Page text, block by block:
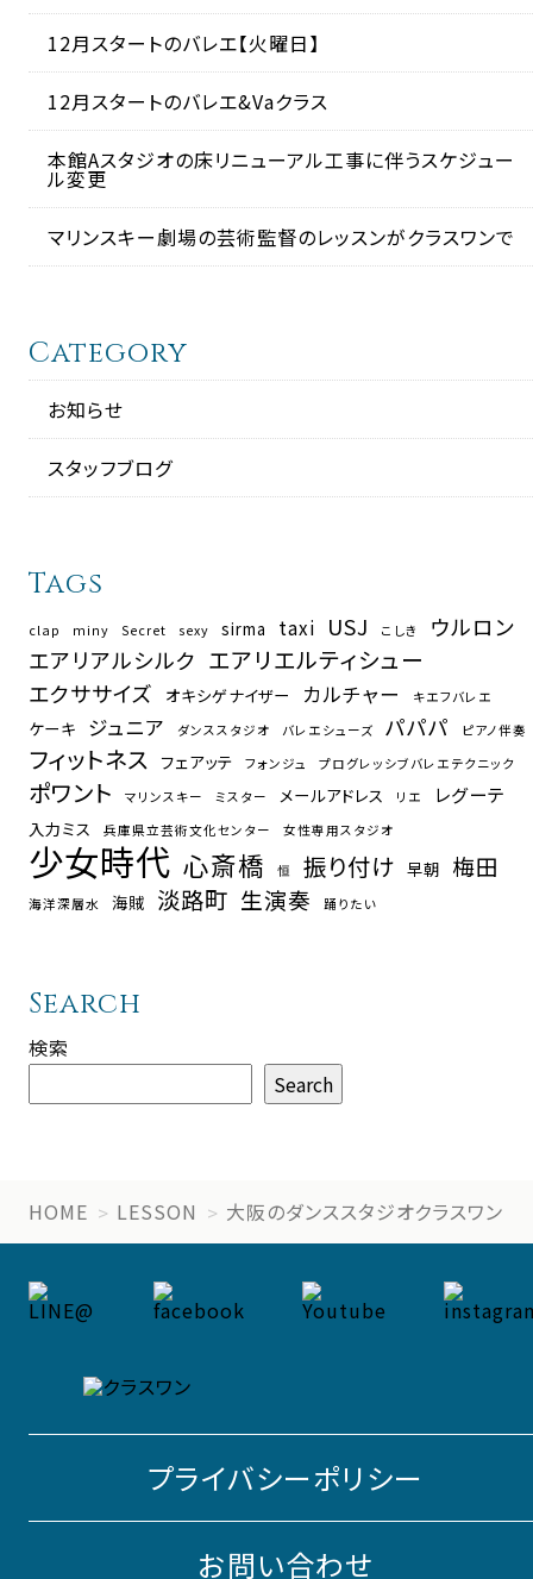
12月スタートのバレエ【火曜日】
12月スタートのバレエ&Vaクラス
本館Aスタジオの床リニューアル工事に伴うスケジュー
ル変更
マリンスキー劇場の芸術監督のレッスンがクラスワンで
Category
お知らせ
スタッフブログ
Tags
clap miny Secret sexy sirma taxi USJ こしき
ウルロン
エアリアルシルク エアリエルティシュー
エクササイズ オキシゲナイザー カルチャー キエフバレエ
ケーキ ジュニア ダンススタジオ バレエシューズ パパパ ピアノ伴奏
フィットネス フェアッテ フォンジュ プログレッシブバレエテクニック
ポワント マリンスキー ミスター メールアドレス リエ レグーテ
入力ミス 兵庫県立芸術文化センター 女性専用スタジオ
少女時代 心斎橋 恒 振り付け 早朝 梅田
海洋深層水 海賊 淡路町 生演奏 踊りたい
Search
検索
Search
HOME LESSON 大阪のダンススタジオクラスワン
プライバシーポリシー
お問い合わせ